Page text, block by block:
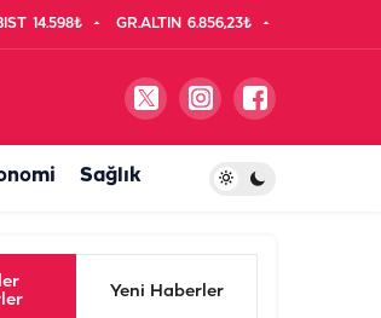
14.598₺ GR.ALTIN 6.856,23₺
Sağlık
Yeni Haberler